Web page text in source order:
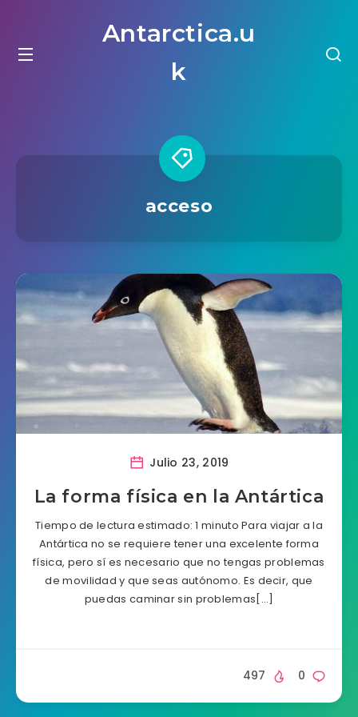
Antarctica.u
k
acceso
Julio 23, 2019
La forma física en la Antártica
Tiempo de lectura estimado: 1 minuto Para viajar a la
Antártica no se requiere tener una excelente forma
física, pero sí es necesario que no tengas problemas
de movilidad y que seas autónomo. Es decir, que
puedas caminar sin problemas[…]
0
497